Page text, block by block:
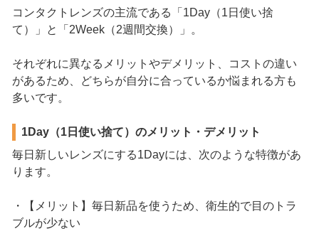
コンタクトレンズの主流である「1Day（1日使い捨
て）」と「2Week（2週間交換）」。
それぞれに異なるメリットやデメリット、コストの違い
があるため、どちらが自分に合っているか悩まれる方も
多いです。
1Day（1日使い捨て）のメリット・デメリット
毎日新しいレンズにする1Dayには、次のような特徴があ
ります。
・【メリット】毎日新品を使うため、衛生的で目のトラ
ブルが少ない